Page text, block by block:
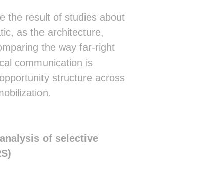
the result of studies about
as the architecture,
the way far-right
communication is
structure across
of selective